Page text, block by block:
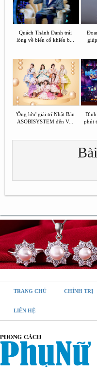
Quách Thành Danh trải
lòng về biến cố khiến b...
'Ông lớn' giải trí Nhật Bản
ASOBISYSTEM đến V...
Đình
phút
TRANG CHỦ CHÍNH TRỊ
LIÊN HỆ